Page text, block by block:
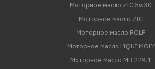
Моторное масло ZIC 5w30
Моторное масло ZIC
Моторное масло ROLF
Моторное масло LIQUI MOLY
Моторное масло MB 229.1